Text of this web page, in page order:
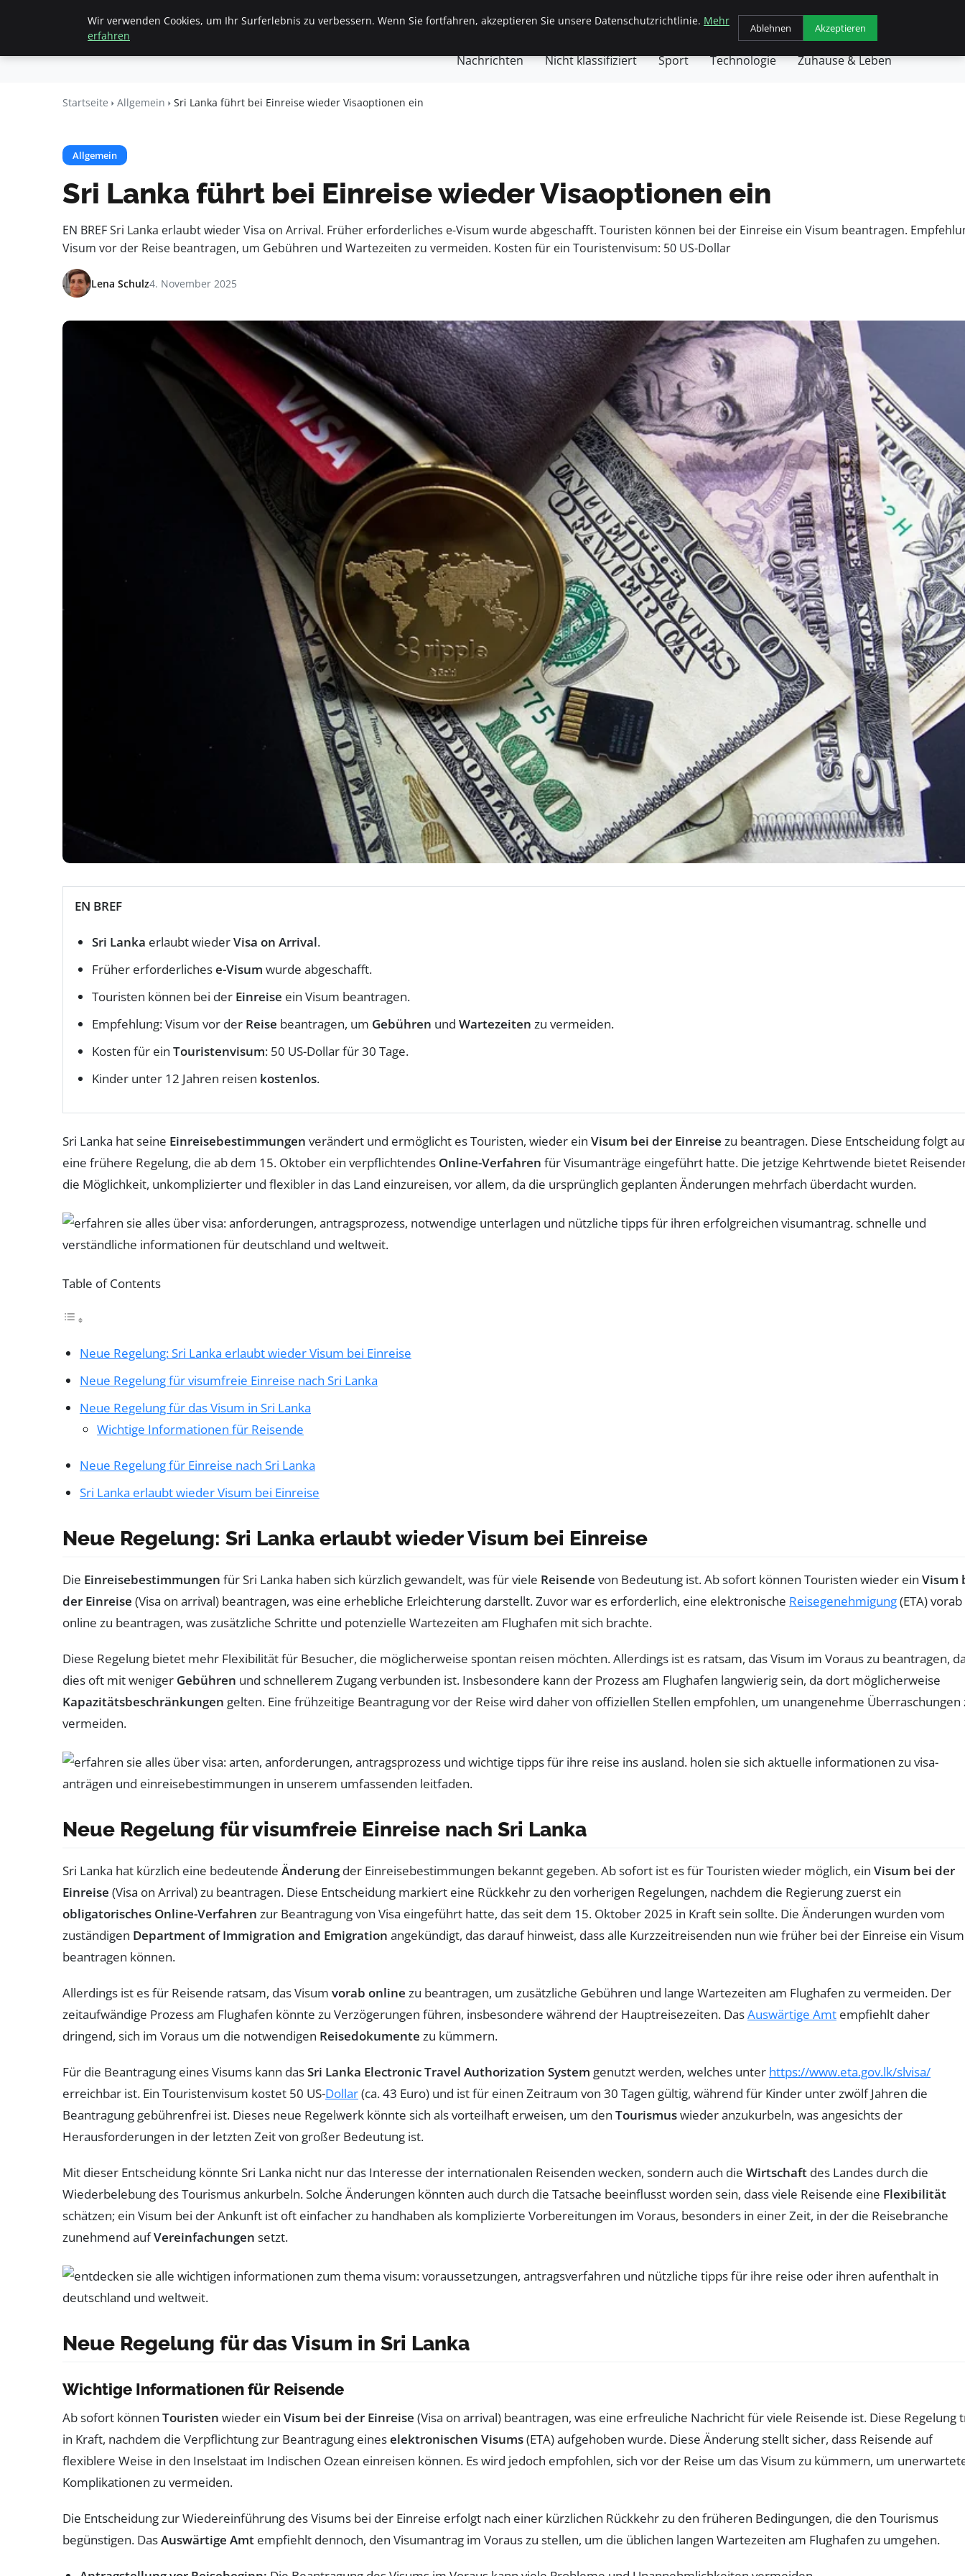
Beyond
Startseite Allgemein Finanzen & Immobilien Frauen / Mode Geschäft Gesundheit Haustiere Kochen
Nachrichten Nicht klassifiziert Sport Technologie Zuhause & Leben
Startseite Allgemein Sri Lanka führt bei Einreise wieder Visaoptionen ein
Allgemein
Sri Lanka führt bei Einreise wieder Visaoptionen ein
EN BREF Sri Lanka erlaubt wieder Visa on Arrival. Früher erforderliches e-Visum wurde abgeschafft. Touristen können bei der Einreise ein Visum beantragen.
Visum vor der Reise beantragen, um Gebühren und Wartezeiten zu vermeiden. Kosten für ein Touristenvisum: 50 US-Dollar
Lena Schulz4. November 2025
EN BREF
Sri Lanka erlaubt wiederVisa on Arrival.
Früher erforderlichese-Visum wurde abgeschafft.
Touristen können bei der Einreise ein Visum beantragen.
Empfehlung: Visum vor der Reise beantragen, um Gebühren und Wartezeiten zu vermeiden.
Kosten für ein Touristenvisum: 50 US-Dollar für 30 Tage.
Kinder unter 12 Jahren reisen kostenlos.
Sri Lanka hat seine Einreisebestimmungen verändert und ermöglicht es Touristen, wieder ein Visum bei der Einreise zu beantragen. Diese Entscheidung folgt
eine frühere Regelung, die ab dem 15. Oktober ein verpflichtendes Online-Verfahren für Visumanträge eingeführt hatte. Die jetzige Kehrtwende bietet
die Möglichkeit, unkomplizierter und flexibler in das Land einzureisen, vor allem, da die ursprünglich geplanten Änderungen mehrfach überdacht wurden.
Table of Contents
Neue Regelung: Sri Lanka erlaubt wieder Visum bei Einreise
Neue Regelung für visumfreie Einreise nach Sri Lanka
Neue Regelung für das Visum in Sri Lanka
Wichtige Informationen für Reisende
Neue Regelung für Einreise nach Sri Lanka
Sri Lanka erlaubt wieder Visum bei Einreise
Neue Regelung: Sri Lanka erlaubt wieder Visum bei Einreise
Die Einreisebestimmungen für Sri Lanka haben sich kürzlich gewandelt, was für viele Reisende von Bedeutung ist. Ab sofort können Touristen wieder ein Visum
der Einreise (Visa on arrival) beantragen, was eine erhebliche Erleichterung darstellt. Zuvor war es erforderlich, eine elektronische Reisegenehmigung(ETA) vorab
online zu beantragen, was zusätzliche Schritte und potenzielle Wartezeiten am Flughafen mit sich brachte.
Diese Regelung bietet mehr Flexibilität für Besucher, die möglicherweise spontan reisen möchten. Allerdings ist es ratsam, das Visum im Voraus zu beantragen,
dies oft mit weniger Gebühren und schnellerem Zugang verbunden ist. Insbesondere kann der Prozess am Flughafen langwierig sein, da dort möglicherweise
Kapazitätsbeschränkungen gelten. Eine frühzeitige Beantragung vor der Reise wird daher von offiziellen Stellen empfohlen, um unangenehme Überraschungen
vermeiden.
Neue Regelung für visumfreie Einreise nach Sri Lanka
Sri Lanka hat kürzlich eine bedeutende Änderungder Einreisebestimmungen bekannt gegeben. Ab sofort ist es für Touristen wieder möglich, ein Visum bei der
Einreise (Visa on Arrival) zu beantragen. Diese Entscheidung markiert eine Rückkehr zu den vorherigen Regelungen, nachdem die Regierung zuerst ein
obligatorisches Online-Verfahren zur Beantragung von Visa eingeführt hatte, das seit dem 15. Oktober 2025 in Kraft sein sollte. Die Änderungen wurden vom
zuständigen Department of Immigration and Emigration angekündigt, das darauf hinweist, dass alle Kurzzeitreisenden nun wie früher bei der Einreise ein Visum
beantragen können.
Allerdings ist es für Reisende ratsam, das Visum vorab online zu beantragen, um zusätzliche Gebühren und lange Wartezeiten am Flughafen zu vermeiden. Der
zeitaufwändige Prozess am Flughafen könnte zu Verzögerungen führen, insbesondere während der Hauptreisezeiten. DasAuswärtige Amt empfiehlt daher
dringend, sich im Voraus um die notwendigen Reisedokumente zu kümmern.
Für die Beantragung eines Visums kann dasSri Lanka Electronic Travel Authorization System genutzt werden, welches unter https://www.eta.gov.lk/slvisa/
erreichbar ist. Ein Touristenvisum kostet 50 US-Dollar(ca. 43 Euro) und ist für einen Zeitraum von 30 Tagen gültig, während für Kinder unter zwölf Jahren die
Beantragung gebührenfrei ist. Dieses neue Regelwerk könnte sich als vorteilhaft erweisen, um den Tourismuswieder anzukurbeln, was angesichts der
Herausforderungen in der letzten Zeit von großer Bedeutung ist.
Mit dieser Entscheidung könnte Sri Lanka nicht nur das Interesse der internationalen Reisenden wecken, sondern auch die Wirtschaft des Landes durch die
Wiederbelebung des Tourismus ankurbeln. Solche Änderungen könnten auch durch die Tatsache beeinflusst worden sein, dass viele Reisende eine Flexibilität
schätzen; ein Visum bei der Ankunft ist oft einfacher zu handhaben als komplizierte Vorbereitungen im Voraus, besonders in einer Zeit, in der die Reisebranche
zunehmend aufVereinfachungen setzt.
Neue Regelung für das Visum in Sri Lanka
Wichtige Informationen für Reisende
Ab sofort können Touristen wieder ein Visum bei der Einreise (Visa on arrival) beantragen, was eine erfreuliche Nachricht für viele Reisende ist. Diese Regelung
in Kraft, nachdem die Verpflichtung zur Beantragung eineselektronischen Visums(ETA) aufgehoben wurde. Diese Änderung stellt sicher, dass Reisende auf
flexiblere Weise in den Inselstaat im Indischen Ozean einreisen können. Es wird jedoch empfohlen, sich vor der Reise um das Visum zu kümmern, um
Komplikationen zu vermeiden.
Die Entscheidung zur Wiedereinführung des Visums bei der Einreise erfolgt nach einer kürzlichen Rückkehr zu den früheren Bedingungen, die den Tourismus
begünstigen. DasAuswärtige Amt empfiehlt dennoch, den Visumantrag im Voraus zu stellen, um die üblichen langen Wartezeiten am Flughafen zu umgehen.
Wir verwenden Cookies, um Ihr Surferlebnis zu verbessern. Wenn Sie fortfahren, akzeptieren Sie unsere Datenschutzrichtlinie. Mehr
erfahren
Ablehnen Akzeptieren